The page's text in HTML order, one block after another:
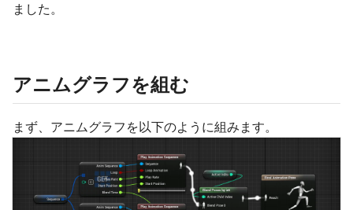
ました。
アニムグラフを組む
まず、アニムグラフを以下のように組みます。